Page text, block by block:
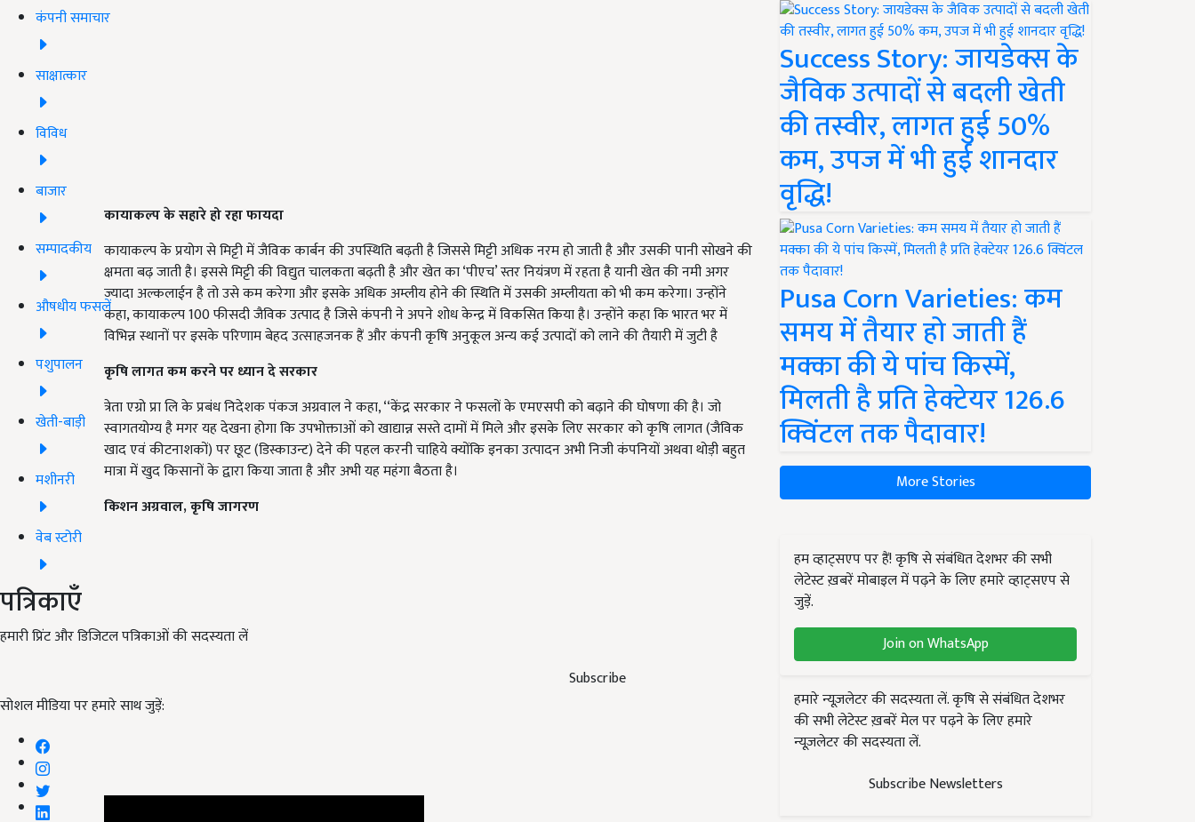
कंपनी समाचार
साक्षात्कार
विविध
बाजार
सम्पादकीय
औषधीय फसलें
पशुपालन
खेती-बाड़ी
मशीनरी
वेब स्टोरी
पत्रिकाएँ
हमारी प्रिंट और डिजिटल पत्रिकाओं की सदस्यता लें
Subscribe
सोशल मीडिया पर हमारे साथ जुड़ें:
कायाकल्पकेसहारेहोरहाफायदा
कायाकल्प के प्रयोग से मिट्टी में जैविक कार्बन की उपस्थिति बढ़ती है जिससे मिट्टी अधिक नरम हो जाती है और उसकी पानी सोखने की
क्षमता बढ़ जाती है। इससे मिट्टी की विद्युत चालकता बढ़ती है और खेत का ‘पीएच’ स्तर नियंत्रण में रहता है यानी खेत की नमी अगर
ज्यादा अल्कलाईन है तो उसे कम करेगा और इसके अधिक अम्लीय होने की स्थिति में उसकी अम्लीयता को भी कम करेगा। उन्होंने
कहा, कायाकल्प 100 फीसदी जैविक उत्पाद है जिसे कंपनी ने अपने शोध केन्द्र में विकसित किया है। उन्होंने कहा कि भारत भर में
विभिन्न स्थानों पर इसके परिणाम बेहद उत्साहजनक हैं और कंपनी कृषि अनुकूल अन्य कई उत्पादों को लाने की तैयारी में जुटी है
कृषिलागतकमकरनेपरध्यानदेसरकार
त्रेता एग्रो प्रा लि के प्रबंध निदेशक पंकज अग्रवाल ने कहा, ‘‘केंद्र सरकार ने फसलों के एमएसपी को बढ़ाने की घोषणा की है। जो
स्वागतयोग्य है मगर यह देखना होगा कि उपभोक्ताओं को खाद्यान्न सस्ते दामों में मिले और इसके लिए सरकार को कृषि लागत (जैविक
खाद एवं कीटनाशकों) पर छूट (डिस्काउन्ट) देने की पहल करनी चाहिये क्योंकि इनका उत्पादन अभी निजी कंपनियों अथवा थोड़ी बहुत
मात्रा में खुद किसानों के द्वारा किया जाता है और अभी यह महंगा बैठता है।
किशन अग्रवाल, कृषि जागरण
Success Story: जायडेक्स के
जैविक उत्पादों से बदली खेती
की तस्वीर, लागत हुई 50%
कम, उपज में भी हुई शानदार
वृद्धि!
Pusa Corn Varieties: कम
समय में तैयार हो जाती हैं
मक्का की ये पांच किस्में,
मिलती है प्रति हेक्टेयर 126.6
क्विंटल तक पैदावार!
More Stories
हम व्हाट्सएप पर हैं! कृषि से संबंधित देशभर की सभी
लेटेस्ट ख़बरें मोबाइल में पढ़ने के लिए हमारे व्हाट्सएप से
जुड़ें.
Join on WhatsApp
हमारे न्यूज़लेटर की सदस्यता लें. कृषि से संबंधित देशभर
की सभी लेटेस्ट ख़बरें मेल पर पढ़ने के लिए हमारे
न्यूज़लेटर की सदस्यता लें.
Subscribe Newsletters